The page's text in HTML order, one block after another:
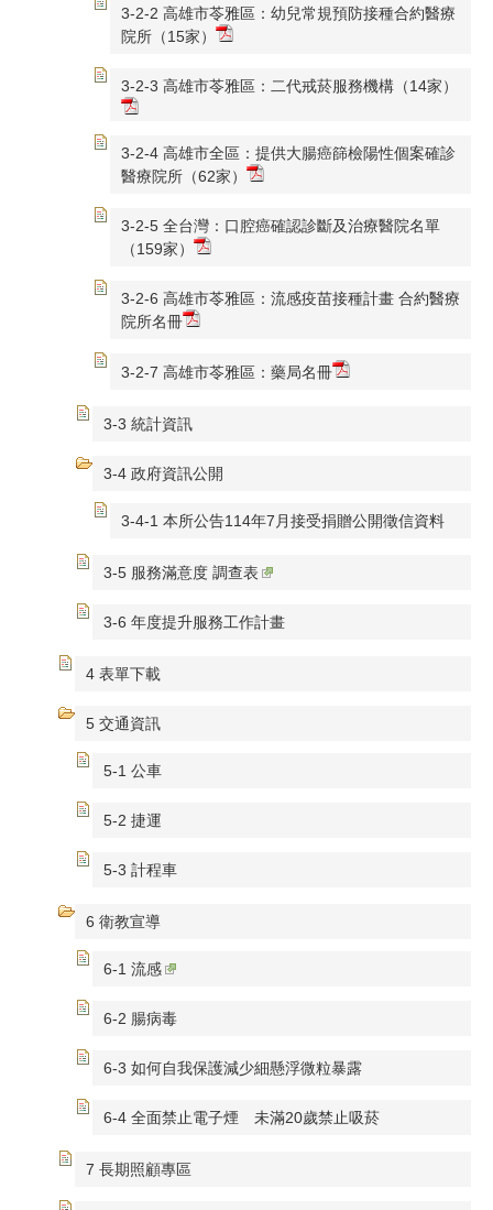
3-2-2 高雄市苓雅區：幼兒常規預防接種合約醫療
院所（15家）
3-2-3 高雄市苓雅區：二代戒菸服務機構（14家）
3-2-4 高雄市全區：提供大腸癌篩檢陽性個案確診
醫療院所（62家）
3-2-5 全台灣：口腔癌確認診斷及治療醫院名單
（159家）
3-2-6 高雄市苓雅區：流感疫苗接種計畫 合約醫療
院所名冊
3-2-7 高雄市苓雅區：藥局名冊
3-3 統計資訊
3-4 政府資訊公開
3-4-1 本所公告114年7月接受捐贈公開徵信資料
3-5 服務滿意度 調查表
3-6 年度提升服務工作計畫
4 表單下載
5 交通資訊
5-1 公車
5-2 捷運
5-3 計程車
6 衛教宣導
6-1 流感
6-2 腸病毒
6-3 如何自我保護減少細懸浮微粒暴露
6-4 全面禁止電子煙 未滿20歲禁止吸菸
7 長期照顧專區